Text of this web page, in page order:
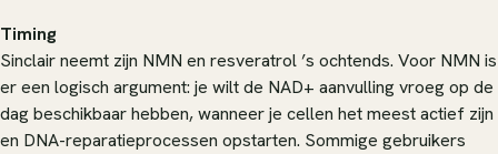
Timing
Sinclair neemt zijn NMN en resveratrol ’s ochtends. Voor NMN is
er een logisch argument: je wilt de NAD+ aanvulling vroeg op de
dag beschikbaar hebben, wanneer je cellen het meest actief zijn
en DNA-reparatieprocessen opstarten. Sommige gebruikers